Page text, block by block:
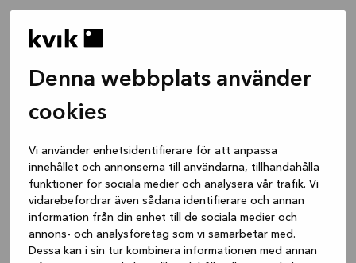
Denna webbplats använder
cookies
Vi använder enhetsidentifierare för att anpassa
innehållet och annonserna till användarna, tillhandahålla
funktioner för sociala medier och analysera vår trafik. Vi
vidarebefordrar även sådana identifierare och annan
information från din enhet till de sociala medier och
annons- och analysföretag som vi samarbetar med.
Dessa kan i sin tur kombinera informationen med annan